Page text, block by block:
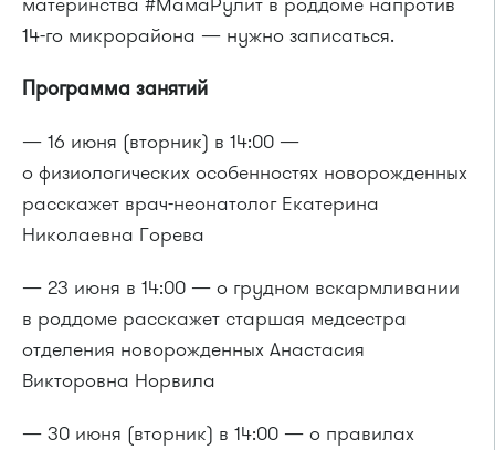
14-го микрорайона — нужно записаться.
Программа занятий
— 16 июня (вторник) в 14:00 —
о физиологических особенностях новорожденных
расскажет врач-неонатолог Екатерина
Николаевна Горева
— 23 июня в 14:00 — о грудном вскармливании
в роддоме расскажет старшая медсестра
отделения новорожденных Анастасия
Викторовна Норвила
— 30 июня (вторник) в 14:00 — о правилах